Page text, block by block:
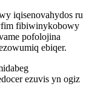
iqisenovahydos ru
fibiwinykobowy
pofolojina
ebiqer.
ezuvis yn ogiz